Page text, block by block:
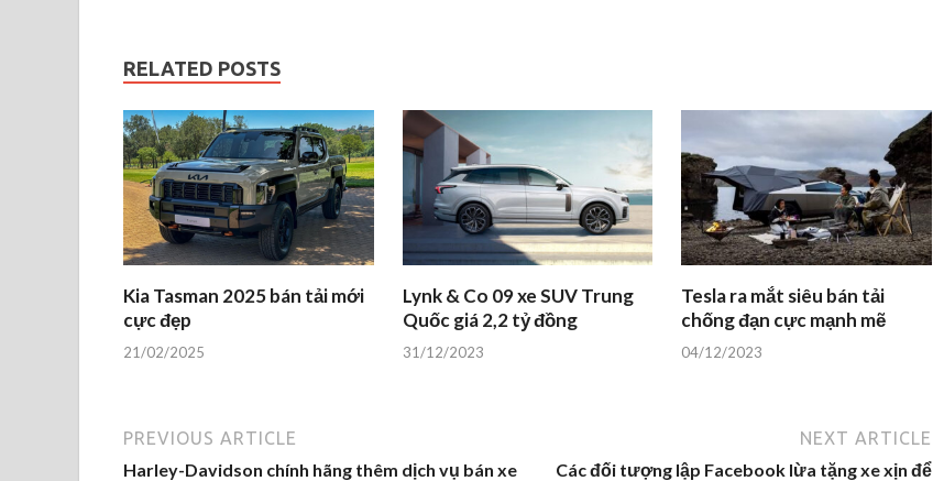
RELATED POSTS
Kia Tasman 2025 bán tải mới
cực đẹp
21/02/2025
Lynk & Co 09 xe SUV Trung
Quốc giá 2,2 tỷ đồng
31/12/2023
Tesla ra mắt siêu bán tải
chống đạn cực mạnh mẽ
04/12/2023
PREVIOUS ARTICLE
Harley-Davidson chính hãng thêm dịch vụ bán xe
NEXT ARTICLE
Các đối tượng lập Facebook lừa tặng xe xịn để